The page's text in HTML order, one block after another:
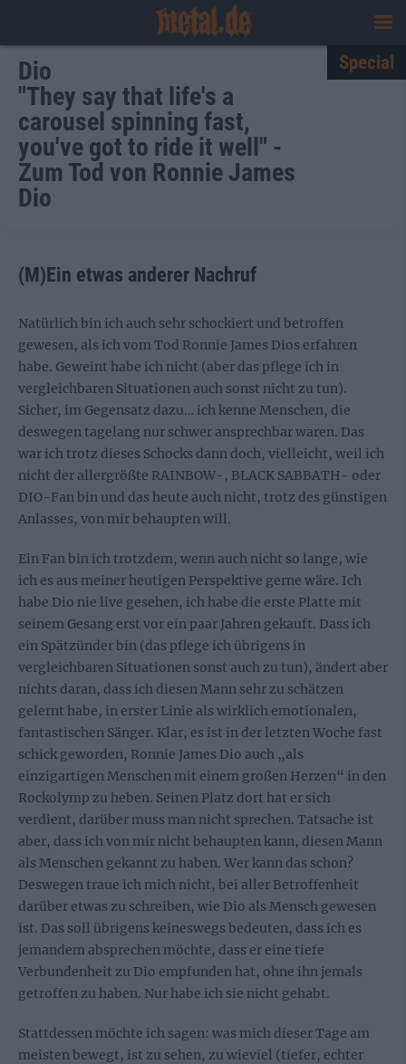
Dio
"They say that life's a
carousel spinning fast,
you've got to ride it well" -
Zum Tod von Ronnie James
Dio
Special
(M)Ein etwas anderer Nachruf
Natürlich bin ich auch sehr schockiert und betroffen
gewesen, als ich vom Tod Ronnie James Dios erfahren
habe. Geweint habe ich nicht (aber das pflege ich in
vergleichbaren Situationen auch sonst nicht zu tun).
Sicher, im Gegensatz dazu… ich kenne Menschen, die
deswegen tagelang nur schwer ansprechbar waren. Das
war ich trotz dieses Schocks dann doch, vielleicht, weil ich
nicht der allergrößte RAINBOW-, BLACK SABBATH- oder
DIO-Fan bin und das heute auch nicht, trotz des günstigen
Anlasses, von mir behaupten will.
Ein Fan bin ich trotzdem, wenn auch nicht so lange, wie
ich es aus meiner heutigen Perspektive gerne wäre. Ich
habe Dio nie live gesehen, ich habe die erste Platte mit
seinem Gesang erst vor ein paar Jahren gekauft. Dass ich
ein Spätzünder bin (das pflege ich übrigens in
vergleichbaren Situationen sonst auch zu tun), ändert aber
nichts daran, dass ich diesen Mann sehr zu schätzen
gelernt habe, in erster Linie als wirklich emotionalen,
fantastischen Sänger. Klar, es ist in der letzten Woche fast
schick geworden, Ronnie James Dio auch „als
einzigartigen Menschen mit einem großen Herzen“ in den
Rockolymp zu heben. Seinen Platz dort hat er sich
verdient, darüber muss man nicht sprechen. Tatsache ist
aber, dass ich von mir nicht behaupten kann, diesen Mann
als Menschen gekannt zu haben. Wer kann das schon?
Deswegen traue ich mich nicht, bei aller Betroffenheit
darüber etwas zu schreiben, wie Dio als Mensch gewesen
ist. Das soll übrigens keineswegs bedeuten, dass ich es
jemandem absprechen möchte, dass er eine tiefe
Verbundenheit zu Dio empfunden hat, ohne ihn jemals
getroffen zu haben. Nur habe ich sie nicht gehabt.
Stattdessen möchte ich sagen: was mich dieser Tage am
meisten bewegt, ist zu sehen, zu wieviel (tiefer, echter